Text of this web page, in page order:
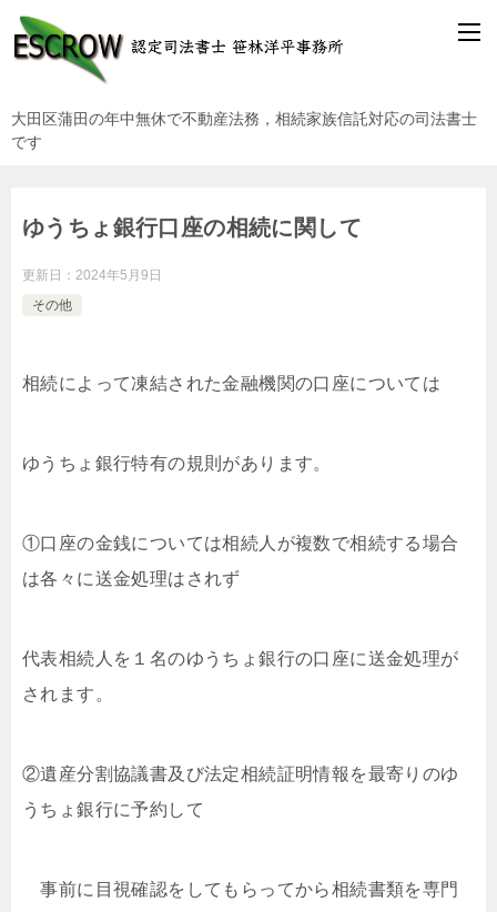
大田区蒲田の年中無休で不動産法務，相続家族信託対応の司法書士
です
ゆうちょ銀行口座の相続に関して
更新日： 2024年5月9日
その他
相続によって凍結された金融機関の口座については
ゆうちょ銀行特有の規則があります。
①口座の金銭については相続人が複数で相続する場合
は各々に送金処理はされず
代表相続人を１名のゆうちょ銀行の口座に送金処理が
されます。
②遺産分割協議書及び法定相続証明情報を最寄りのゆ
うちょ銀行に予約して
事前に目視確認をしてもらってから相続書類を専門